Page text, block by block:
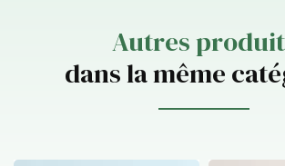
Autres
dans la même